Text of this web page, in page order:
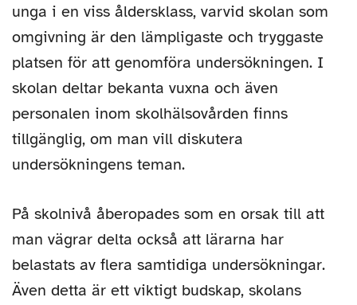
unga i en viss åldersklass, varvid skolan som
omgivning är den lämpligaste och tryggaste
platsen för att genomföra undersökningen. I
skolan deltar bekanta vuxna och även
personalen inom skolhälsovården finns
tillgänglig, om man vill diskutera
undersökningens teman.
På skolnivå åberopades som en orsak till att
man vägrar delta också att lärarna har
belastats av flera samtidiga undersökningar.
Även detta är ett viktigt budskap, skolans